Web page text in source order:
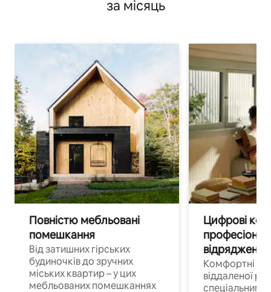
за місяць
Повністю мебльовані
помешкання
Від затишних гірських
будиночків до зручних
міських квартир – у цих
мебльованих помешканнях
Цифрові
Комфортні
віддаленої
спеціальним